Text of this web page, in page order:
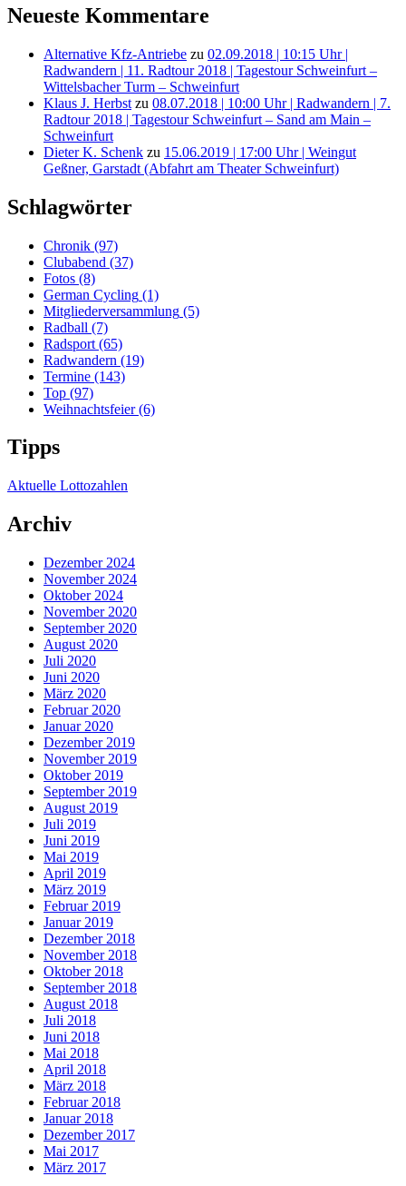
Neueste Kommentare
Alternative Kfz-Antriebe zu 02.09.2018 | 10:15 Uhr |
Radwandern | 11. Radtour 2018 | Tagestour Schweinfurt –
Wittelsbacher Turm – Schweinfurt
Klaus J. Herbst zu 08.07.2018 | 10:00 Uhr | Radwandern | 7.
Radtour 2018 | Tagestour Schweinfurt – Sand am Main –
Schweinfurt
Dieter K. Schenk zu 15.06.2019 | 17:00 Uhr | Weingut
Geßner, Garstadt (Abfahrt am Theater Schweinfurt)
Schlagwörter
Chronik (97)
Clubabend (37)
Fotos (8)
German Cycling (1)
Mitgliederversammlung (5)
Radball (7)
Radsport (65)
Radwandern (19)
Termine (143)
Top (97)
Weihnachtsfeier(6)
Tipps
Aktuelle Lottozahlen
Archiv
Dezember 2024
November 2024
Oktober 2024
November 2020
September 2020
August 2020
Juli 2020
Juni 2020
März 2020
Februar 2020
Januar 2020
Dezember 2019
November 2019
Oktober 2019
September 2019
August 2019
Juli 2019
Juni 2019
Mai 2019
April 2019
März 2019
Februar 2019
Januar 2019
Dezember 2018
November 2018
Oktober 2018
September 2018
August 2018
Juli 2018
Juni 2018
Mai 2018
April 2018
März 2018
Februar 2018
Januar 2018
Dezember 2017
Mai 2017
März 2017